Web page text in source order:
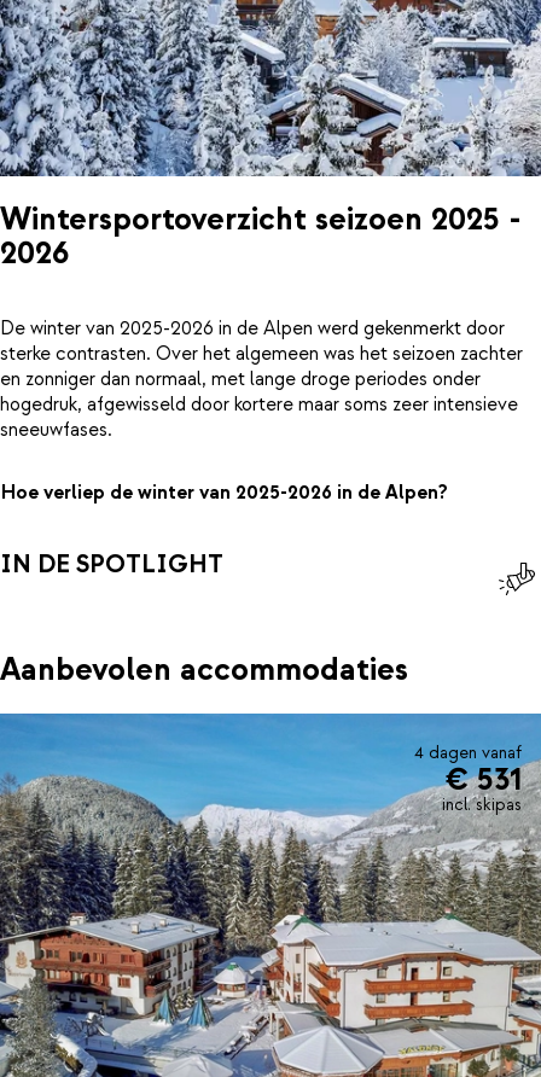
Wintersportoverzicht seizoen 2025 -
2026
De winter van 2025-2026 in de Alpen werd gekenmerkt door
sterke contrasten. Over het algemeen was het seizoen zachter
en zonniger dan normaal, met lange droge periodes onder
hogedruk, afgewisseld door kortere maar soms zeer intensieve
sneeuwfases.
Hoe verliep de winter van 2025-2026 in de Alpen?
IN DE SPOTLIGHT
Aanbevolen accommodaties
4 dagen vanaf
€ 531
incl. skipas